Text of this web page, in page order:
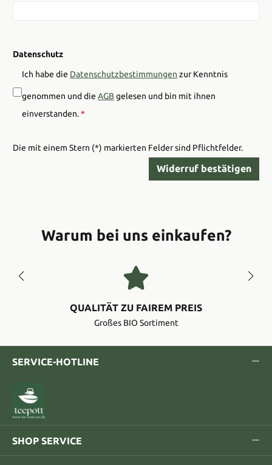
Datenschutz
Ich habe die Datenschutzbestimmungen zur Kenntnis
genommen und die AGBgelesen und bin mit ihnen
einverstanden.*
Die mit einem Stern (*) markierten Felder sind Pflichtfelder.
Widerruf bestätigen
Warum bei uns einkaufen?
QUALITÄT ZU FAIREM PREIS
Großes BIO Sortiment
SERVICE-HOTLINE
SHOP SERVICE